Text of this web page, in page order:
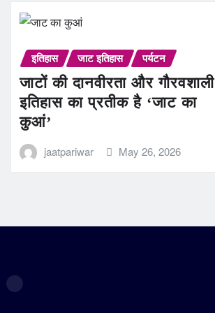
इतिहास जाट इतिहास पर्यटन
जाटों की दानवीरता और गौरवशाली
इतिहास का प्रतीक है ‘जाट का
कुआं’
jaatpariwar May 26, 2026